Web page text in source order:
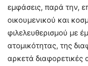
εμφάσεις, παρά την,
οικουμενικού και
φιλελευθερισμού με
ατομικότητας, της
αρκετά διαφορετικές